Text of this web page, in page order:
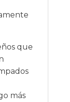
que
más